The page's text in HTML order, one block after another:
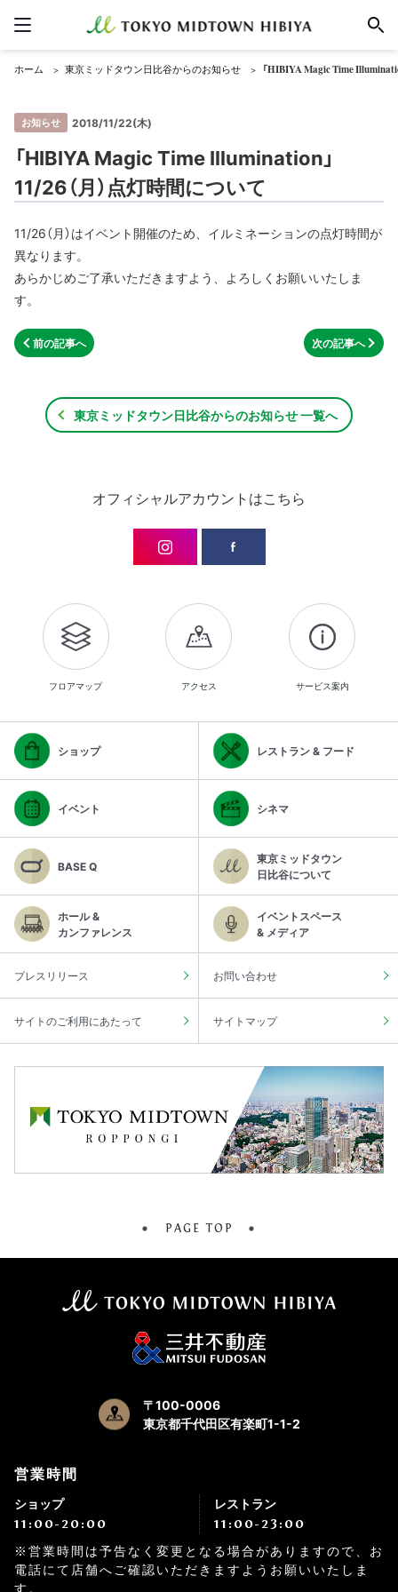
ホーム 東京ミッドタウン日比谷からのお知らせ 「HIBIYA Magic Time
お知らせ 2018/11/22(木)
「HIBIYA Magic Time Illumination」
11/26（月）点灯時間について
11/26（月）はイベント開催のため、イルミネーションの点灯時間が
異なります。
あらかじめご了承いただきますよう、よろしくお願いいたしま
す。
次の記事へ
前の記事へ
東京ミッドタウン日比谷からのお知らせ 一覧へ
オフィシャルアカウントはこちら
フロアマップ アクセス サービス案内
ショップ レストラン & フード
イベント シネマ
BASE Q
東京ミッドタウン
日比谷について
ホール &
カンファレンス
イベントスペース
& メディア
プレスリリース お問い合わせ
サイトのご利用にあたって サイトマップ
PAGE TOP
〒100-0006
東京都千代田区有楽町1-1-2
営業時間
ショップ
11:00-20:00
レストラン
11:00-23:00
※営業時間は予告なく変更となる場合がありますので、お
電話にて店舗へご確認いただきますようお願いいたしま